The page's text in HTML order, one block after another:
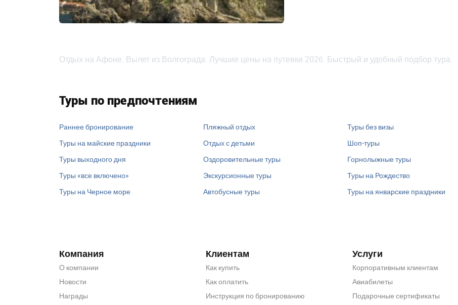
Отдых на Афоне. Вылет из Волгограда. Лучшие цены на путевки 2026. Быстрый и удобный подбор тура.
Туры по предпочтениям
Раннее бронирование
Туры на майские праздники
Туры выходного дня
Туры «все включено»
Туры на Черное море
Пляжный отдых
Отдых с детьми
Оздоровительные туры
Экскурсионные туры
Автобусные туры
Туры без визы
Шоп-туры
Горнолыжные туры
Туры на Рождество
Туры на январские праздники
Компания
О компании
Новости
Награды
Клиентам
Как купить
Как оплатить
Инструкция по бронированию
Услуги
Корпоративным клиентам
Авиабилеты
Подарочные сертификаты